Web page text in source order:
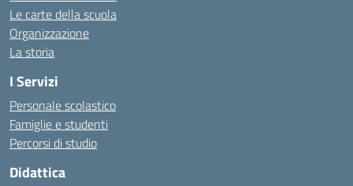
Le carte della scuola
Organizzazione
La storia
I Servizi
Personale scolastico
Famiglie e studenti
Percorsi di studio
Didattica